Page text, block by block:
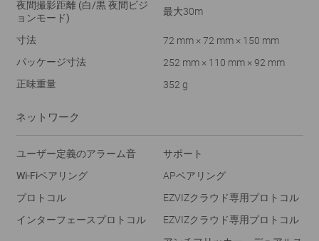
夜間撮影距離 (白/黒 夜間ビジ
ョンモード)
最大30m
寸法
72 mm × 72 mm × 150 mm
パッケージ寸法
252 mm × 110 mm × 92 mm
正味重量
352 g
ネットワーク
ユーザー定義のアラーム音
サポート
Wi-Fiペアリング
APペアリング
プロトコル
EZVIZクラウド専用プロトコル
インターフェースプロトコル
EZVIZクラウド専用プロトコル